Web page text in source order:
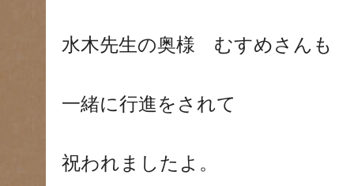
水木先生の奥様 むすめさんも
一緒に行進をされて
祝われましたよ。